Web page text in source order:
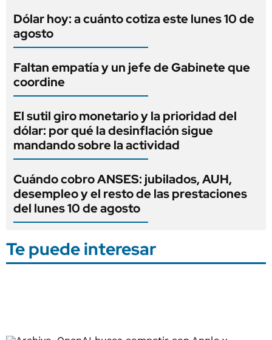
Dólar hoy: a cuánto cotiza este lunes 10 de
agosto
Faltan empatía y un jefe de Gabinete que
coordine
El sutil giro monetario y la prioridad del
dólar: por qué la desinflación sigue
mandando sobre la actividad
Cuándo cobro ANSES: jubilados, AUH,
desempleo y el resto de las prestaciones
del lunes 10 de agosto
Te puede interesar